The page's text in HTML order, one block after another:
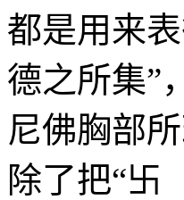
都是用来
德之所集”
尼佛胸部
除了把“卐